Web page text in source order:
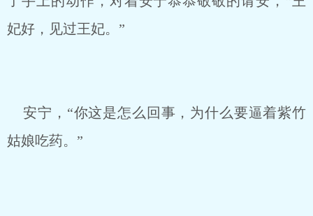
妃好，见过王妃。”
安宁，“你这是怎么回事，为什么要逼着紫竹
姑娘吃药。”